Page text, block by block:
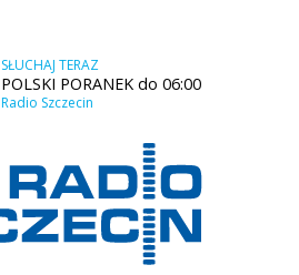
SŁUCHAJ TERAZ
POLSKI PORANEK do 06:00
Radio Szczecin